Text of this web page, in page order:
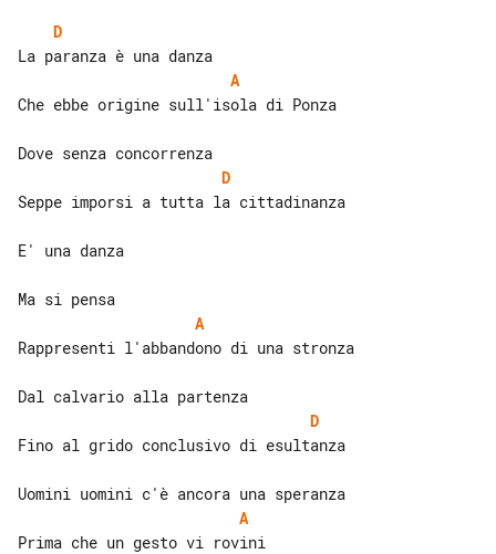
D
A
Che ebbe origine sull'isola di Ponza
D
Seppe imporsi a tutta la cittadinanza
E' una danza
A
Rappresenti l'abbandono di una stronza
D
Fino al grido conclusivo di esultanza
A
Prima che un gesto vi rovini